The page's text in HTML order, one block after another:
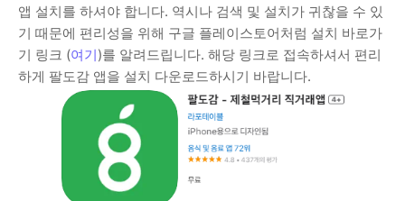
앱 설치를 하셔야 합니다. 역시나 검색 및 설치가 귀찮을 수 있
기 때문에 편리성을 위해 구글 플레이스토어처럼 설치 바로가
기 링크 (여기)를 알려드립니다. 해당 링크로 접속하셔서 편리
하게 팔도감 앱을 설치 다운로드하시기 바랍니다.